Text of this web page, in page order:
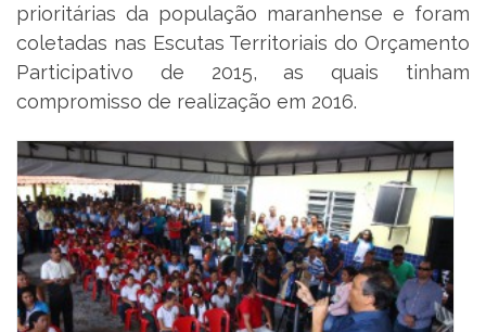
prioritárias da população maranhense e foram
coletadas nas Escutas Territoriais do Orçamento
Participativo de 2015, as quais tinham
compromisso de realização em 2016.